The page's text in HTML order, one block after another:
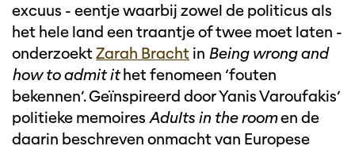
excuus - eentje waarbij zowel de politicus als
het hele land een traantje of twee moet laten -
onderzoektZarah Bracht in Being wrong and
how to admit ithet fenomeen ‘fouten
bekennen’. Geïnspireerd door Yanis Varoufakis’
politieke memoires Adults in the roomen de
daarin beschreven onmacht van Europese